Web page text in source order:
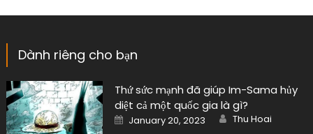
Dành riêng cho bạn
Thứ sức mạnh đã giúp Im-Sama hủy
diệt cả một quốc gia là gì?
Posted
on
January 20, 2023 Author
Thu Hoai